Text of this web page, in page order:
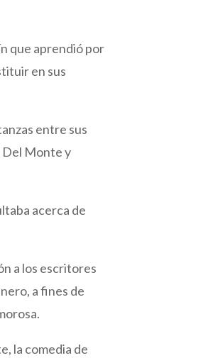
que aprendió por
en sus
entre sus
Del Monte y
acerca de
a los escritores
a fines de
la comedia de